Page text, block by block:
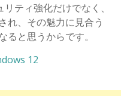
ティ強化だけでなく、
れ、その魅力に見合う
ると思うからです。
12